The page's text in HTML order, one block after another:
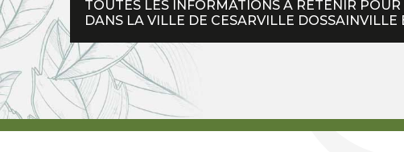
TOUTES LES INFORMATIONS À RETENIR
DANS LA VILLE DE CESARVILLE DOSSAINVILLE